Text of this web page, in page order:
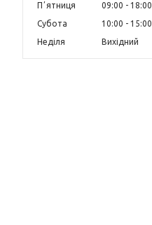
Пʼятниця
09:00
18:00
Субота
10:00
15:00
Неділя
Вихідний